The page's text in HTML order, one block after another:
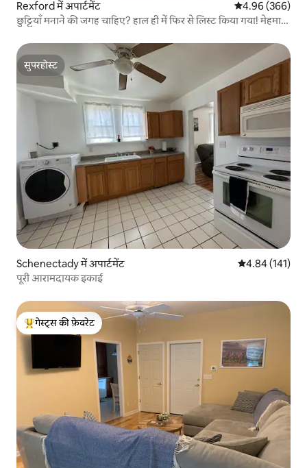
Rexford में अपार्टमेंट औसत रेटिंग 5 में से
4.96 (366)
छुट्टियाँ मनाने की जगह चाहिए? हाल ही में फिर से लिस्ट किया गया! मेहमानों
सुपरहोस्ट
सुपरहोस्ट
Schenectady में अपार्टमेंट औसत रेटिंग 5 में से
4.84 (141)
पूरी आरामदायक इकाई
गेस्ट्स का टॉप फ़ेवरेट
गेस्ट्स की फ़ेवरेट